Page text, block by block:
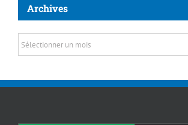
Archives
Archives